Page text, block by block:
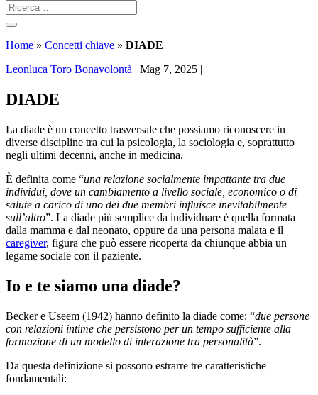
Home » Concetti chiave » DIADE
Leonluca Toro Bonavolontà | Mag 7, 2025 |
DIADE
La diade è un concetto trasversale che possiamo riconoscere in
diverse discipline tra cui la psicologia, la sociologia e, soprattutto
negli ultimi decenni, anche in medicina.
È definita come “una relazione socialmente impattante tra due
individui, dove un cambiamento a livello sociale, economico o di
salute a carico di uno dei due membri influisce inevitabilmente
sull’altro”. La diade più semplice da individuare è quella formata
dalla mamma e dal neonato, oppure da una persona malata e il
caregiver, figura che può essere ricoperta da chiunque abbia un
legame sociale con il paziente.
Io e te siamo una diade?
Becker e Useem (1942) hanno definito la diade come: “due persone
con relazioni intime che persistono per un tempo sufficiente alla
formazione di un modello di interazione tra personalità”.
Da questa definizione si possono estrarre tre caratteristiche
fondamentali: